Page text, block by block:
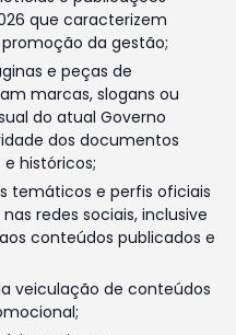
que caracterizem
da gestão;
e peças de
marcas, slogans ou
do atual Governo
dos documentos
históricos;
temáticos e perfis oficiais
redes sociais, inclusive
conteúdos publicados e
veiculação de conteúdos